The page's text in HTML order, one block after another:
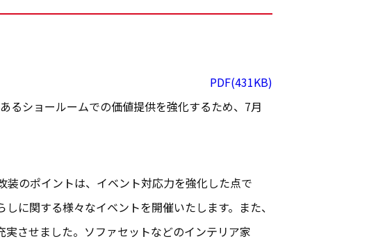
PDF(431KB)
ショールームでの価値提供を強化するため、7月
のポイントは、イベント対応力を強化した点で
に関する様々なイベントを開催いたします。また、
させました。ソファセットなどのインテリア家